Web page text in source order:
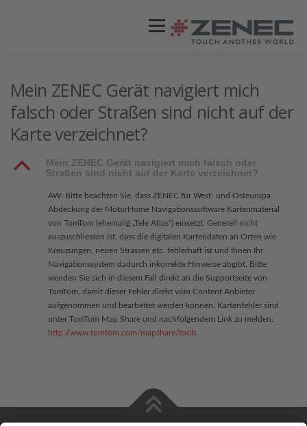
Menü
STORES / HÄNDLER SUPPORT
Mein ZENEC Gerät navigiert mich
falsch oder Straßen sind nicht auf der
Karte verzeichnet?
B
Mein ZENEC Gerät navigiert mich falsch oder
Straßen sind nicht auf der Karte verzeichnet?
AW: Bitte beachten Sie, dass ZENEC für West- und Osteuropa
Abdeckung der MotorHome Navigationssoftware Kartenmaterial
von TomTom (ehemalig „Tele Atlas“) einsetzt. Generell nicht
auszuschliessen ist, dass die digitalen Kartendaten an Orten wie
Kreuzungen, neuen Strassen etc. fehlerhaft ist und Ihnen Ihr
Navigationssystem dadurch inkorrekte Hinweise abgibt. Bitte
wenden Sie sich in diesem Fall direkt an die Supportseite von
TomTom, damit dieser Fehler direkt vom Content Anbieter
aufgenommen und bearbeitet werden können. Kartenfehler sind
unter TomTom Map Share und nachfolgendem Link zu melden:
http://www.tomtom.com/mapshare/tools